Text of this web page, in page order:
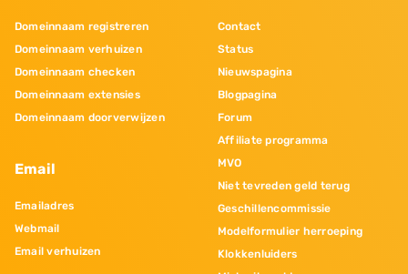
Domeinnaam registreren
Domeinnaam verhuizen
Domeinnaam checken
Domeinnaam extensies
Domeinnaam doorverwijzen
Email
Emailadres
Webmail
Email verhuizen
Contact
Status
Nieuwspagina
Blogpagina
Forum
Affiliate programma
MVO
Niet tevreden geld terug
Geschillencommissie
Modelformulier herroeping
Klokkenluiders